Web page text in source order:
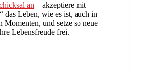
an – akzeptiere mit
das Leben, wie es ist, auch in
Momenten, und setze so neue
Lebensfreude frei.